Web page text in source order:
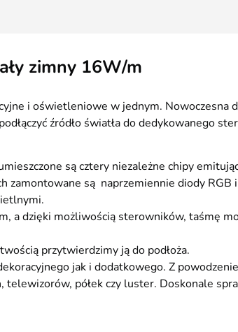
zimny 16W/m
i oświetleniowe w jednym. Nowoczesna
źródło światła do dedykowanego
są cztery niezależne chipy
są naprzemiennie diody
a dzięki możliwością sterowników, taśmę
przytwierdzimy ją do podłoża.
jak i dodatkowego. Z
półek czy luster. Doskonale